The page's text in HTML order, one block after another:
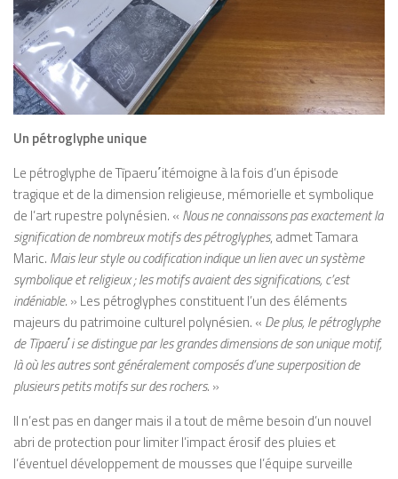
Un pétroglyphe unique
Le pétroglyphe de Tīpaeru΄itémoigne à la fois d’un épisode
tragique et de la dimension religieuse, mémorielle et symbolique
de l’art rupestre polynésien. « Nous ne connaissons pas exactement la
signification de nombreux motifs des pétroglyphes, admet Tamara
Maric. Mais leur style ou codification indique un lien avec un système
symbolique et religieux ; les motifs avaient des significations, c’est
indéniable. » Les pétroglyphes constituent l’un des éléments
majeurs du patrimoine culturel polynésien. « De plus, le pétroglyphe
de Tīpaeru΄i se distingue par les grandes dimensions de son unique motif,
là où les autres sont généralement composés d’une superposition de
plusieurs petits motifs sur des rochers. »
Il n’est pas en danger mais il a tout de même besoin d’un nouvel
abri de protection pour limiter l’impact érosif des pluies et
l’éventuel développement de mousses que l’équipe surveille